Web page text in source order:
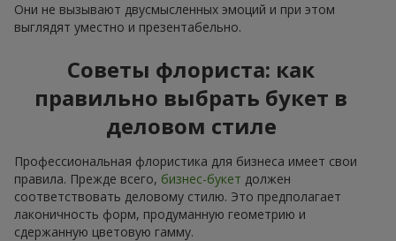
Они не вызывают двусмысленных эмоций и при этом
выглядят уместно и презентабельно.
Советы флориста: как
правильно выбрать букет в
деловом стиле
Профессиональная флористика для бизнеса имеет свои
правила. Прежде всего, бизнес-букет должен
соответствовать деловому стилю. Это предполагает
лаконичность форм, продуманную геометрию и
сдержанную цветовую гамму.